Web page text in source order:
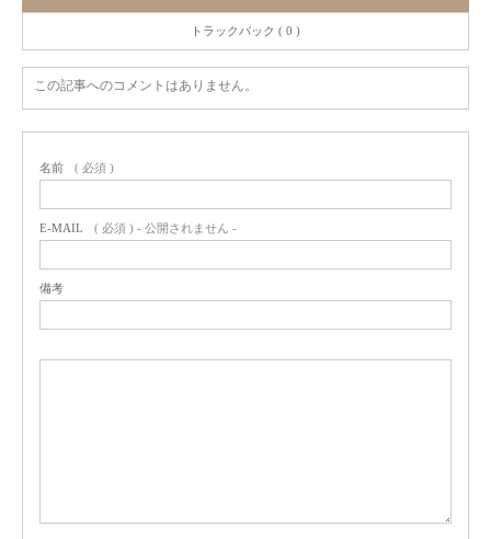
トラックバック ( 0 )
この記事へのコメントはありません。
名前 ( 必須 )
E-MAIL ( 必須 ) - 公開されません -
備考